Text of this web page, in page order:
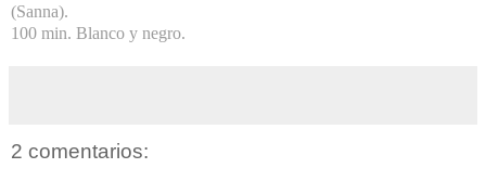
(Sanna).
100 min. Blanco y negro.
2 comentarios: